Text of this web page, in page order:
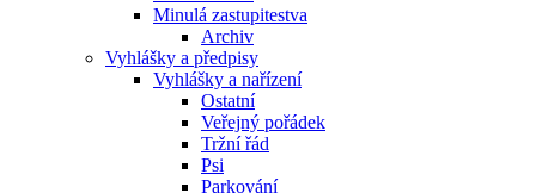
Minulá zastupitestva
Archiv
Vyhlášky a předpisy
Vyhlášky a nařízení
Ostatní
Veřejný pořádek
Tržní řád
Psi
Parkování